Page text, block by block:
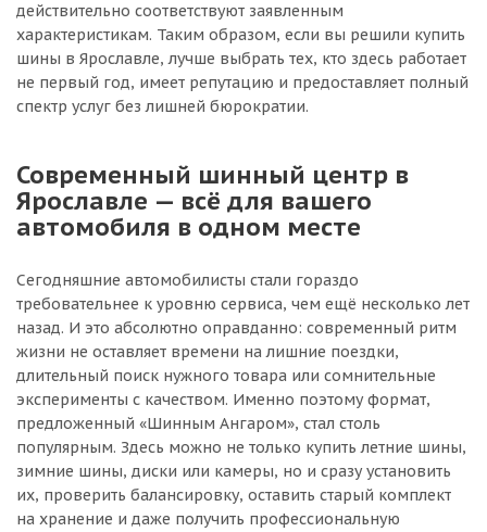
действительно соответствуют заявленным
характеристикам. Таким образом, если вы решили купить
шины в Ярославле, лучше выбрать тех, кто здесь работает
не первый год, имеет репутацию и предоставляет полный
спектр услуг без лишней бюрократии.
Современный шинный центр в
Ярославле — всё для вашего
автомобиля в одном месте
Сегодняшние автомобилисты стали гораздо
требовательнее к уровню сервиса, чем ещё несколько лет
назад. И это абсолютно оправданно: современный ритм
жизни не оставляет времени на лишние поездки,
длительный поиск нужного товара или сомнительные
эксперименты с качеством. Именно поэтому формат,
предложенный «Шинным Ангаром», стал столь
популярным. Здесь можно не только купить летние шины,
зимние шины, диски или камеры, но и сразу установить
их, проверить балансировку, оставить старый комплект
на хранение и даже получить профессиональную